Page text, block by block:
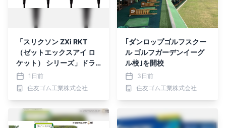
「スリクソン ZXi RKT
（ゼットエックスアイ ロ
ケット） シリーズ」ドラ
イバーを新発売
1日前
住友ゴム工業株式会社
｢ダンロップゴルフスクー
ル ゴルフガーデンイーグ
ル校｣を開校
3日前
住友ゴム工業株式会社